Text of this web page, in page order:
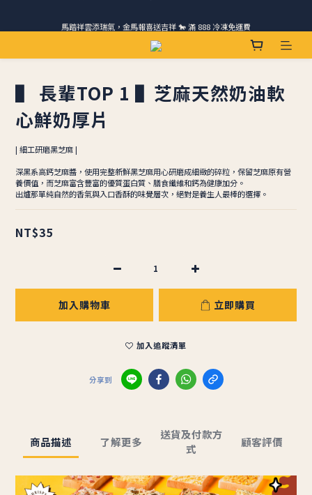
ＣＨＲＩＳＰＹ會員好禮｜集點換購物金+生日禮，獨家優惠不錯過！
▌ 長輩TOP 1 ▌芝麻天然奶油軟
心鮮奶厚片
| 細工研磨黑芝麻 |
深黑系高鈣芝麻醬，使用完整新鮮黑芝麻用心研磨成細緻的碎粒，保留芝麻原有營
養價值，而芝麻富含豐富的優質蛋白質、膳食纖維和鈣為健康加分。
出爐那單純自然的香氣與入口香酥的味覺層次，絕對是養生人最棒的選擇。
NT$35
加入購物車 立即購買
加入追蹤清單
分享到
商品描述 了解更多
送貨及付款方
式
顧客評價